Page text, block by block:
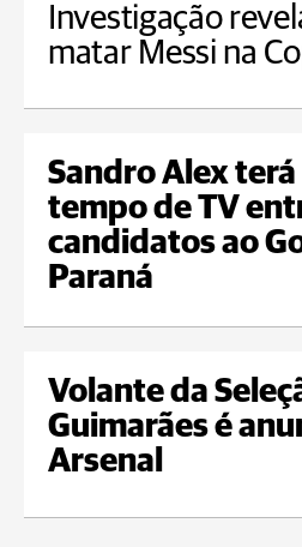
Investigação
matar Messi na
Sandro Alex
tempo de TV
candidatos ao
Paraná
Volante da
Guimarães é
Arsenal